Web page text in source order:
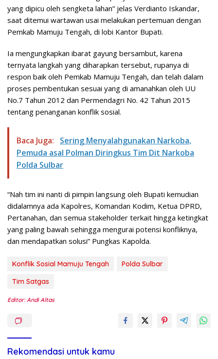
yang dipicu oleh sengketa lahan” jelas Verdianto Iskandar,
saat ditemui wartawan usai melakukan pertemuan dengan
Pemkab Mamuju Tengah, di lobi Kantor Bupati.
Ia mengungkapkan ibarat gayung bersambut, karena
ternyata langkah yang diharapkan tersebut, rupanya di
respon baik oleh Pemkab Mamuju Tengah, dan telah dalam
proses pembentukan sesuai yang di amanahkan oleh UU
No.7 Tahun 2012 dan Permendagri No. 42 Tahun 2015
tentang penanganan konflik sosial.
Baca Juga:
Sering Menyalahgunakan Narkoba,
Pemuda asal Polman Diringkus Tim Dit Narkoba
Polda Sulbar
“Nah tim ini nanti di pimpin langsung oleh Bupati kemudian
didalamnya ada Kapolres, Komandan Kodim, Ketua DPRD,
Pertanahan, dan semua stakeholder terkait hingga ketingkat
yang paling bawah sehingga mengurai potensi konfliknya,
dan mendapatkan solusi” Pungkas Kapolda.
Konflik Sosial Mamuju Tengah
Polda Sulbar
Tim Satgas
Editor: Andi Altas
Rekomendasi untuk kamu